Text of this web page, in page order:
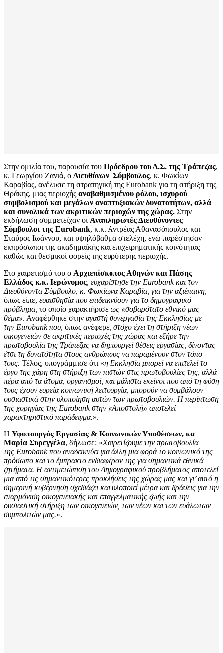
Στην ομιλία του, παρουσία του Πρόεδρου του Δ.Σ. της Τράπεζας,
κ. Γεωργίου Ζανιά, ο Διευθύνων Σύμβουλος, κ. Φωκίων
Καραβίας, ανέλυσε τη στρατηγική της Eurobank για τη στήριξη της
Θράκης, μιας περιοχής αναβαθμισμένου ρόλου, ισχυρού
συμβολισμού και μεγάλων αναπτυξιακών δυνατοτήτων, αλλά
και συνολικά των ακριτικών περιοχών της χώρας. Στην
εκδήλωση συμμετείχαν οι Αναπληρωτές Διευθύνοντες
Σύμβουλοι της Eurobank, κ.κ. Αντρέας Αθανασόπουλος και
Σταύρος Ιωάννου, και υψηλόβαθμα στελέχη, ενώ παρέστησαν
εκπρόσωποι της ακαδημαϊκής και επιχειρηματικής κοινότητας
καθώς και θεσμικοί φορείς της ευρύτερης περιοχής.
Στο χαιρετισμό του ο Αρχιεπίσκοπος Αθηνών και Πάσης
Ελλάδος κ.κ. Ιερώνυμος, ευχαρίστησε την Eurobank και τον
Διευθύνοντα Σύμβουλο, κ. Φωκίωνα Καραβία, για την αξιέπαινη,
όπως είπε, ευαισθησία που επιδεικνύουν για το δημογραφικό
πρόβλημα, το οποίο χαρακτήρισε ως «σοβαρότατο εθνικό μας
θέμα». Αναφέρθηκε στην αγαστή συνεργασία της Εκκλησίας με
την Eurobank που, όπως ανέφερε, στόχο έχει τη στήριξη νέων
οικογενειών σε ακριτικές περιοχές της χώρας και εξήρε την
πρωτοβουλία της Τράπεζας να δημιουργεί θέσεις εργασίας, δίνοντας
έτσι τη δυνατότητα στους ανθρώπους να παραμένουν στον τόπο
τους. Τέλος, υπογράμμισε ότι «η Εκκλησία μπορεί να επιτελεί το
έργο της χάρη στη στήριξη των πιστών στις πρωτοβουλίες της, αλλά
πέρα από τα άτομα, οργανισμοί, και μάλιστα εκείνοι που από τη φύση
τους έχουν ευρεία κοινωνική λειτουργία, μπορούν να συμβάλουν
ουσιαστικά στην υλοποίηση αυτών των πρωτοβουλιών. Η περίπτωση
της χορηγίας της Eurobank στην «Αποστολή» αποτελεί
χαρακτηριστικό παράδειγμα.».
Η Υφυπουργός Εργασίας & Κοινωνικών Υποθέσεων, κα
Μαρία Συρεγγέλα, δήλωσε: «Χαιρετίζουμε την πρωτοβουλία
της Eurobankπου αναδεικνύει για άλλη μια φορά το κοινωνικό της
πρόσωπο και το έμπρακτο ενδιαφέρον της για σημαντικά εθνικά
ζητήματα. Η αντιμετώπιση του Δημογραφικού προβλήματος αποτελεί
μια από τις σημαντικότερες προκλήσεις της χώρας μας και γι’ αυτό η
σημερινή κυβέρνηση σχεδιάζει και υλοποιεί μέτρα και δράσεις για την
εναρμόνιση οικογενειακής και επαγγελματικής ζωής και την
ουσιαστική στήριξη των οικογενειών, των νέων και των ευάλωτων
συμπολιτών μας.».